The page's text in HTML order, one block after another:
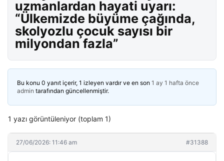
uzmanlardan hayati uyarı:
“Ülkemizde büyüme çağında,
skolyozlu çocuk sayısı bir
milyondan fazla”
Bu konu 0 yanıt içerir, 1 izleyen vardır ve en son 1 ay 1 hafta önce
admin tarafından güncellenmiştir.
1 yazı görüntüleniyor (toplam 1)
27/06/2026: 11:46 am #31388